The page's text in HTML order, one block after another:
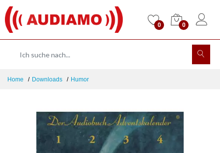
0 0
Home Downloads Humor